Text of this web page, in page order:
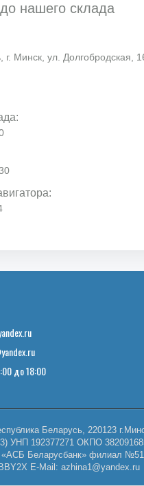
нашего склада
г. Минск, ул. Долгобродская,
до 18:00
Беларусь, 220123
УНП 192377271 ОКПО
Беларусбанк» филиал
E-Mail: azhina1@yandex.ru